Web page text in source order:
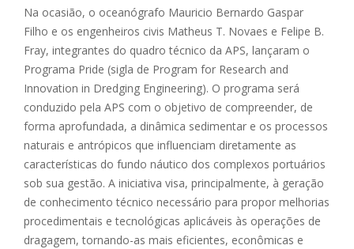
Na ocasião, o oceanógrafo Mauricio Bernardo Gaspar
Filho e os engenheiros civis Matheus T. Novaes e Felipe B.
Fray, integrantes do quadro técnico da APS, lançaram o
Programa Pride (sigla de Program for Research and
Innovation in Dredging Engineering). O programa será
conduzido pela APS com o objetivo de compreender, de
forma aprofundada, a dinâmica sedimentar e os processos
naturais e antrópicos que influenciam diretamente as
características do fundo náutico dos complexos portuários
sob sua gestão. A iniciativa visa, principalmente, à geração
de conhecimento técnico necessário para propor melhorias
procedimentais e tecnológicas aplicáveis às operações de
dragagem, tornando-as mais eficientes, econômicas e